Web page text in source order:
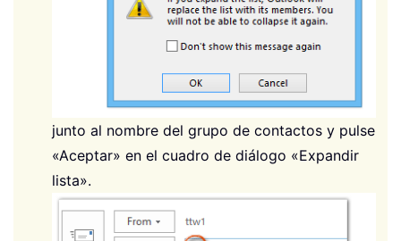
junto al nombre del grupo de contactos y pulse
«Aceptar» en el cuadro de diálogo «Expandir
lista».